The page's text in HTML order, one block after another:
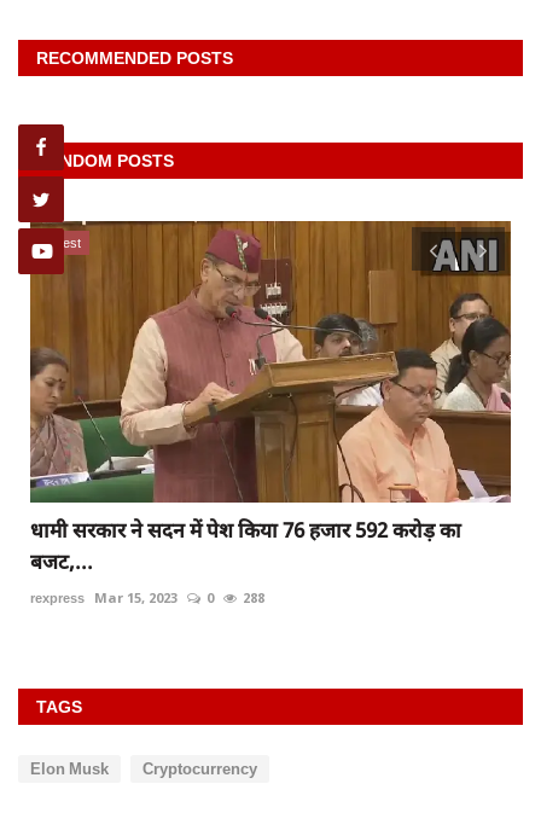
RECOMMENDED POSTS
RANDOM POSTS
latest
धामी सरकार ने सदन में पेश किया 76 हजार 592 करोड़ का
बजट,...
rexpress Mar 15, 2023 0 288
TAGS
Elon Musk Cryptocurrency